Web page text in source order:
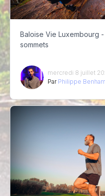
Baloise Vie Luxembourg
sommets
mercredi 8 juillet
Par Philippe